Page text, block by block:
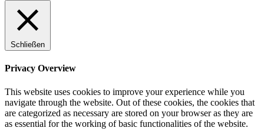
Schließen
Privacy Overview
This website uses cookies to improve your experience while you
navigate through the website. Out of these cookies, the cookies that
are categorized as necessary are stored on your browser as they are
as essential for the working of basic functionalities of the website.